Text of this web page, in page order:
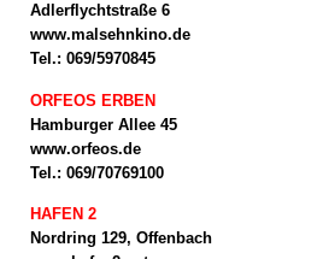
Adlerflychtstraße 6
www.malsehnkino.de
Tel.: 069/5970845
ORFEOS ERBEN
Hamburger Allee 45
www.orfeos.de
Tel.: 069/70769100
HAFEN 2
Nordring 129, Offenbach